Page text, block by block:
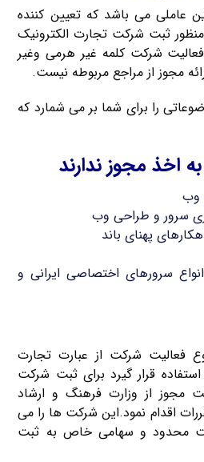
عاملی می باشد که تعیین کننده
ثبت شرکت تجارت الکترونیک
شرکت کلمه غیر هرمی وغیر
مجوز از مراجع مربوطه نیست.
را برای شما بر می شمارد که
اخذ مجوز ندارند
وب
سرور و طراحی وب
پهنای باند
سرورهای اختصاصی ایرانی و
فعالیت شرکت از عبارت تجارت
استفاده قرار گیرد برای ثبت شرکت
مجوز از وزارت فرهنگ و ارشاد
اقدام نمود.این شرکت ها را می
محدود و سهامی خاص به ثبت